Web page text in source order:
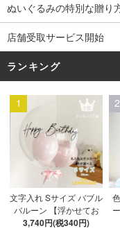
ぬいぐるみの特別な贈り
店舗受取サービス開始
ランキング
1
文字入れ Sサイズ バブル
バルーン 【浮かせてお
届け】 バルーン
3,740円(税340円)
2